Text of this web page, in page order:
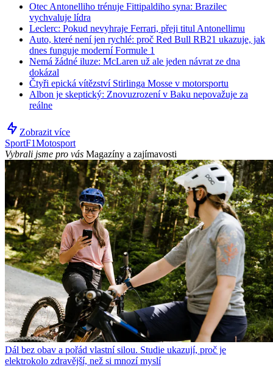
Otec Antonelliho trénuje Fittipaldiho syna: Brazilec
vychvaluje lídra
Leclerc: Pokud nevyhraje Ferrari, přeji titul Antonellimu
Auto, které není jen rychlé: proč Red Bull RB21 ukazuje, jak
dnes funguje moderní Formule 1
Nemá žádné iluze: McLaren už ale jeden návrat ze dna
dokázal
Čtyři epická vítězství Stirlinga Mosse v motorsportu
Albon je skeptický: Znovuzrození v Baku nepovažuje za
reálne
Zobrazit více
SportF1Motosport
Vybrali jsme pro vás Magazíny a zajímavosti
Dál bez obav a pořád vlastní silou. Studie ukazují, proč je
elektrokolo zdravější, než si mnozí myslí